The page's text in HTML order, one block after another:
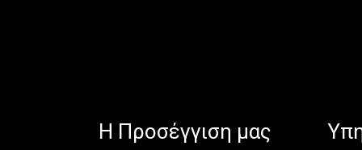
H Προσέγγιση μας